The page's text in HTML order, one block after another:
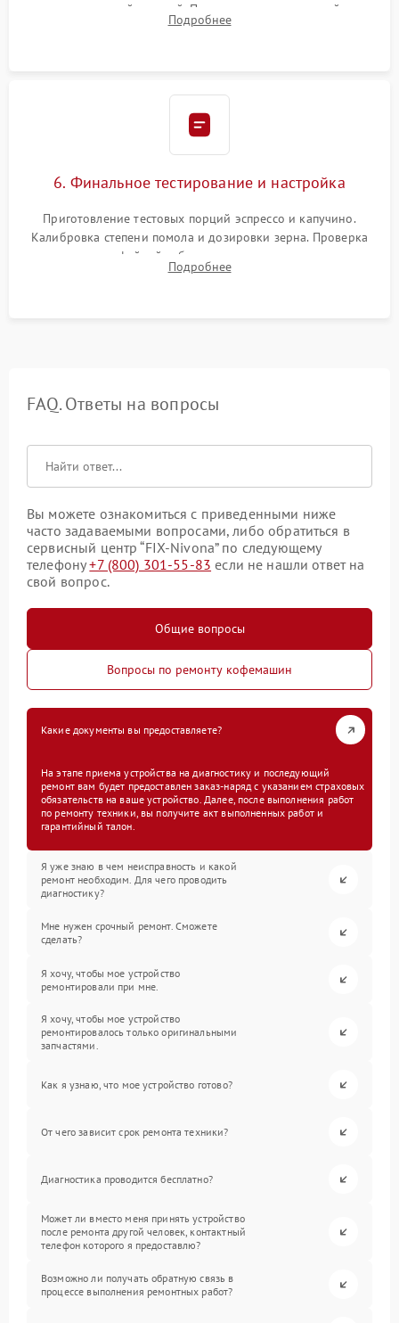
силиконовой смазкой. Проведение программной
декальцинации и очистки системы от кофейных масел.
Подробнее
6. Финальное тестирование и настройка
Приготовление тестовых порций эспрессо и капучино.
Калибровка степени помола и дозировки зерна. Проверка
плотности кофейной таблетки, температуры напитка и
качества молочной пены. Контроль отсутствия посторонних
Подробнее
FAQ. Ответы на вопросы
Вы можете ознакомиться с приведенными ниже
часто задаваемыми вопросами, либо обратиться в
сервисный центр “FIX-Nivona” по следующему
телефону+7 (800) 301-55-83 если не нашли ответ на
свой вопрос.
Общие вопросы
Вопросы по ремонту кофемашин
Какие документы вы предоставляете?
На этапе приема устройства на диагностику и последующий
ремонт вам будет предоставлен заказ-наряд с указанием страховых
обязательств на ваше устройство. Далее, после выполнения работ
по ремонту техники, вы получите акт выполненных работ и
гарантийный талон.
Я уже знаю в чем неисправность и какой
ремонт необходим. Для чего проводить
диагностику?
Мне нужен срочный ремонт. Сможете
сделать?
Я хочу, чтобы мое устройство
ремонтировали при мне.
Я хочу, чтобы мое устройство
ремонтировалось только оригинальными
запчастями.
Как я узнаю, что мое устройство готово?
От чего зависит срок ремонта техники?
Диагностика проводится бесплатно?
Может ли вместо меня принять устройство
после ремонта другой человек, контактный
телефон которого я предоставлю?
Возможно ли получать обратную связь в
процессе выполнения ремонтных работ?